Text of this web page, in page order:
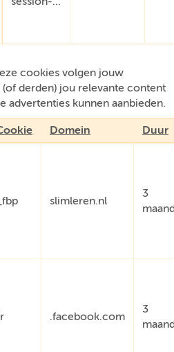
cookies volgen jouw
derden) jou relevante content
advertenties kunnen aanbieden.
Domein Duur
_fbp slimleren.nl
3
.facebook.com
3